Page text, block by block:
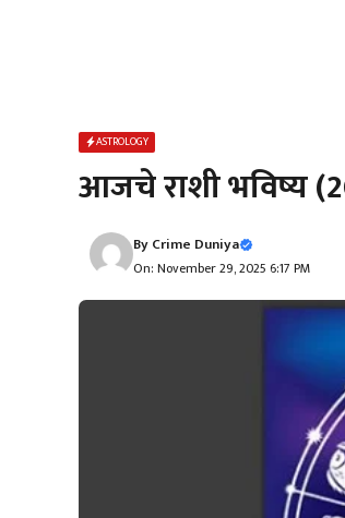
ASTROLOGY
आजचे राशी भविष्य
ByCrime Duniya
On: November 29, 2025 6:17 PM